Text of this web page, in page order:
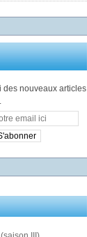
des nouveaux articles